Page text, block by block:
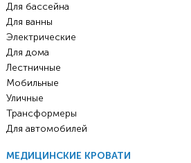
Для бассейна
Для ванны
Электрические
Для дома
Лестничные
Мобильные
Уличные
Трансформеры
Для автомобилей
МЕДИЦИНСКИЕ КРОВАТИ